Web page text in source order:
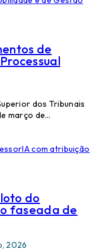
de
dos Tribunais
março de…
do
faseada de
2026